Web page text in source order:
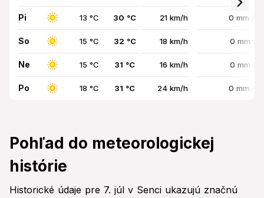
Pi 13 °C 30 °C 21 km/h 0 mm /
So 15 °C 32 °C 18 km/h 0 mm /
Ne 15 °C 31 °C 16 km/h 0 mm /
Po 18 °C 31 °C 24 km/h 0 mm /
Pohľad do meteorologickej
histórie
Historické údaje pre 7. júl v Senci ukazujú značnú